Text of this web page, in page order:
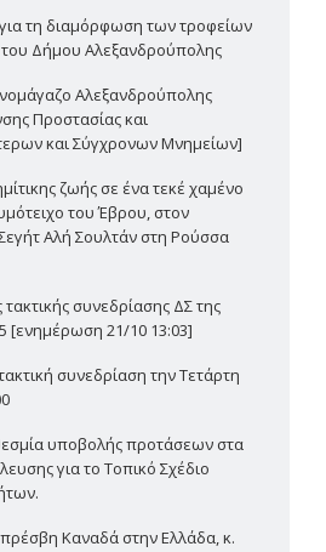
τη διαμόρφωση των τροφείων
Δήμου Αλεξανδρούπολης
Αλεξανδρούπολης
Προστασίας και
και Σύγχρονων Μνημείων]
ζωής σε ένα τεκέ χαμένο
του Έβρου, στον
Αλή Σουλτάν στη Ρούσσα
τακτικής συνεδρίασης ΔΣ της
[ενημέρωση 21/10 13:03]
συνεδρίαση την Τετάρτη
υποβολής προτάσεων στα
για το Τοπικό Σχέδιο
Καναδά στην Ελλάδα, κ.